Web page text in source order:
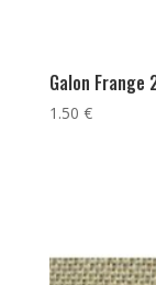
Galon
1.50 €